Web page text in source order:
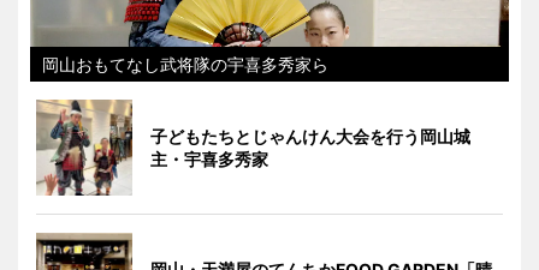
岡山おもてなし武将隊の宇喜多秀家ら
子どもたちとじゃんけん大会を行う岡山城
主・宇喜多秀家